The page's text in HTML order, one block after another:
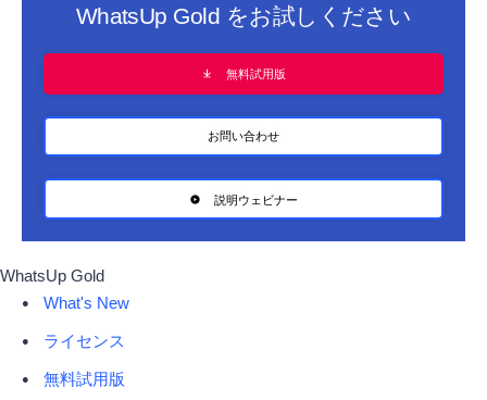
WhatsUp Gold をお試しください
無料試用版
お問い合わせ
説明ウェビナー
WhatsUp Gold
What's New
ライセンス
無料試用版